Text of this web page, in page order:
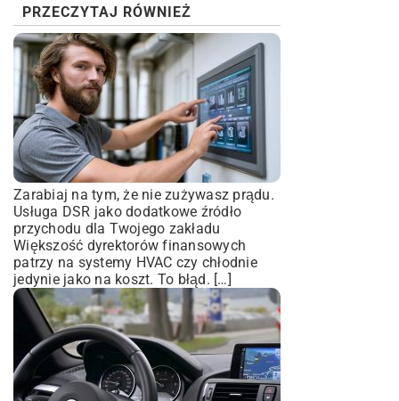
PRZECZYTAJ RÓWNIEŻ
Zarabiaj na tym, że nie zużywasz prądu.
Usługa DSR jako dodatkowe źródło
przychodu dla Twojego zakładu
Większość dyrektorów finansowych
patrzy na systemy HVAC czy chłodnie
jedynie jako na koszt. To błąd. […]